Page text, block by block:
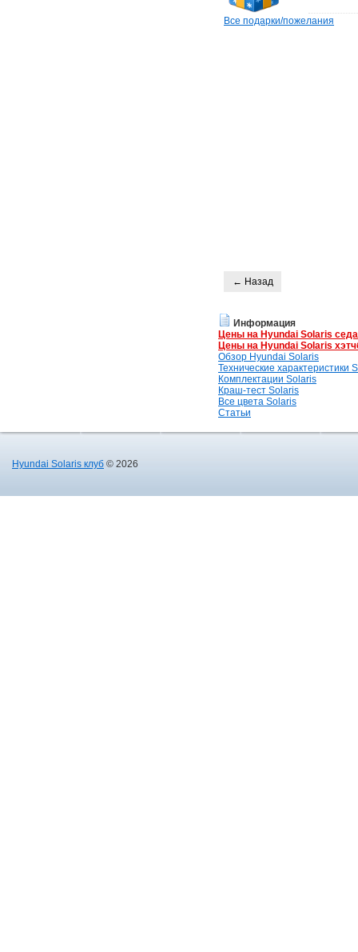
Все подарки/пожелания
← Назад
Информация
Цены на Hyundai Solaris
Цены на Hyundai Solaris
Обзор Hyundai Solaris
Технические характеристики
Комплектации Solaris
Краш-тест Solaris
Все цвета Solaris
Статьи
Hyundai Solaris клуб © 2026